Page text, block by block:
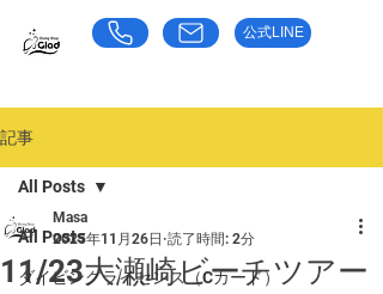
公式LINE
記事
All Posts
ダイビングライセンス（Cカード）
All Posts
11/23大瀬崎ビーチツアー
Masa
2025年11月26日 読了時間: 2分